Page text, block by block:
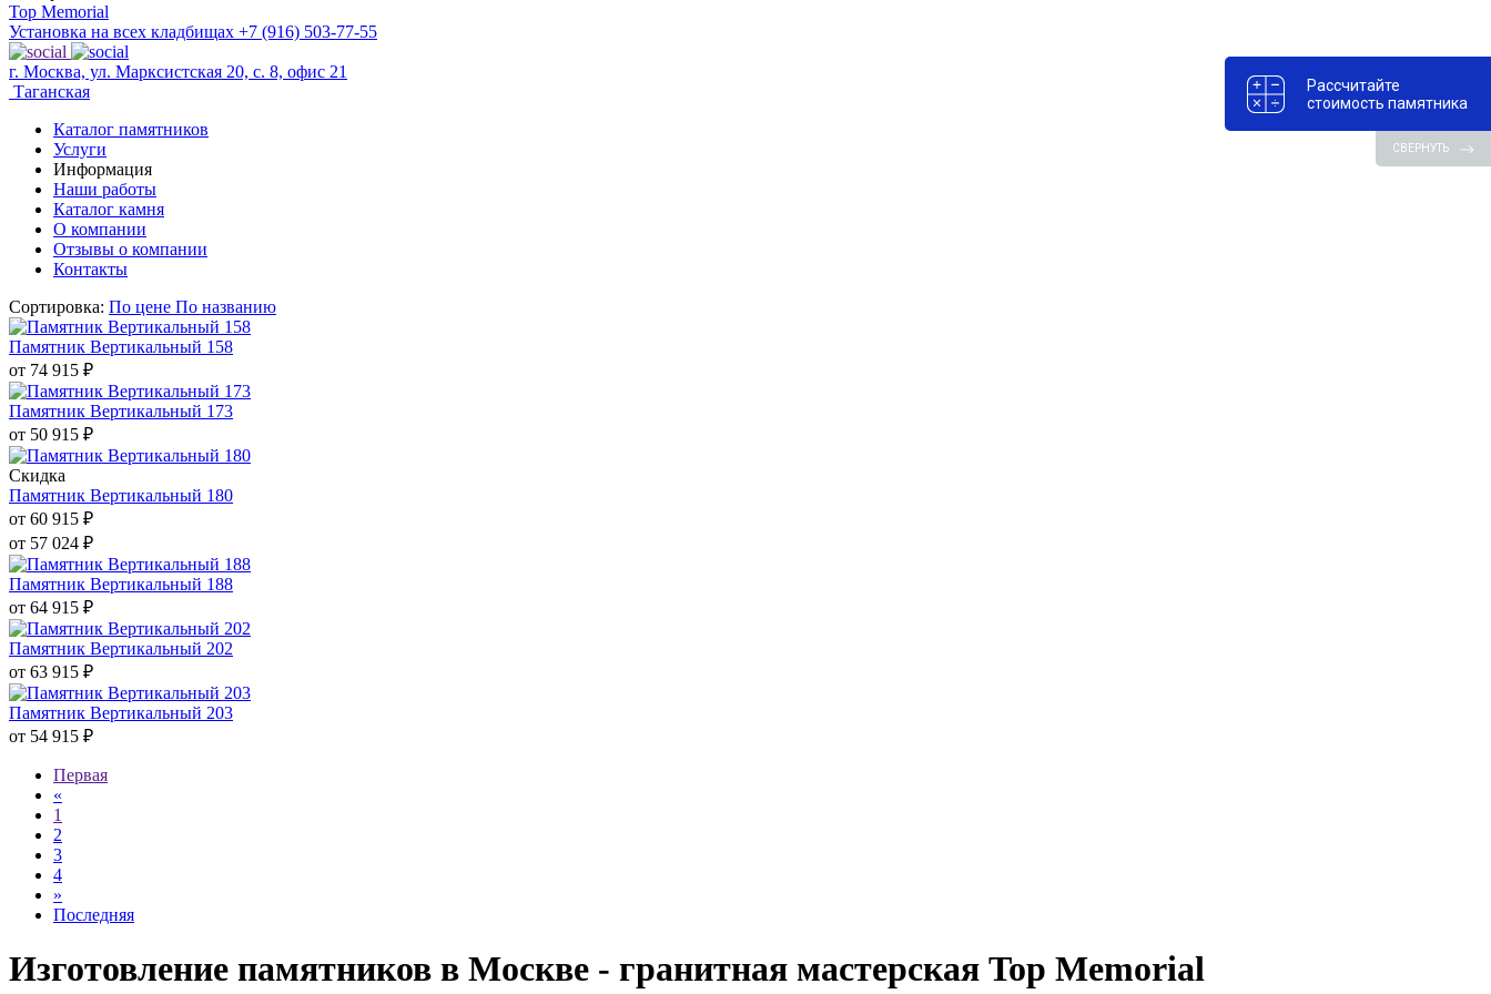
Top Memorial
Установка на всех кладбищах +7 (916) 503-77-55
г. Москва, ул. Марксистская 20, с. 8, офис 21
Таганская
Каталог памятников
Услуги
Информация
Наши работы
Каталог камня
О компании
Отзывы о компании
Контакты
Сортировка: По цене По названию
Памятник Вертикальный 158
от 74 915 ₽
Памятник Вертикальный 173
от 50 915 ₽
Скидка
Памятник Вертикальный 180
от 60 915 ₽
от 57 024 ₽
Памятник Вертикальный 188
от 64 915 ₽
Памятник Вертикальный 202
от 63 915 ₽
Памятник Вертикальный 203
от 54 915 ₽
Первая
«
1
2
3
4
»
Последняя
Изготовление памятников в Москве - гранитная мастерская Top Memorial
Рассчитайте
стоимость памятника
СВЕРНУТЬ